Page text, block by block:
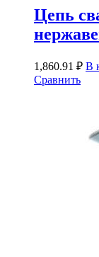
Цепь
1,860.91 ₽ В
Сравнить